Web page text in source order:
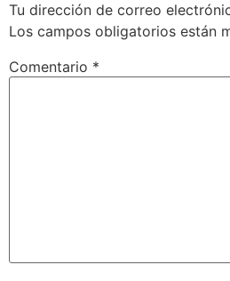
Tu dirección de correo
Los campos obligatorios están
Comentario *